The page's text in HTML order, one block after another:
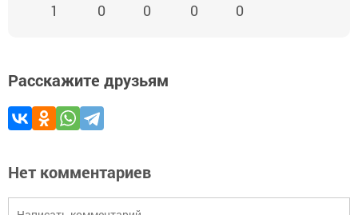
1 0 0 0 0
Расскажите друзьям
Нет комментариев